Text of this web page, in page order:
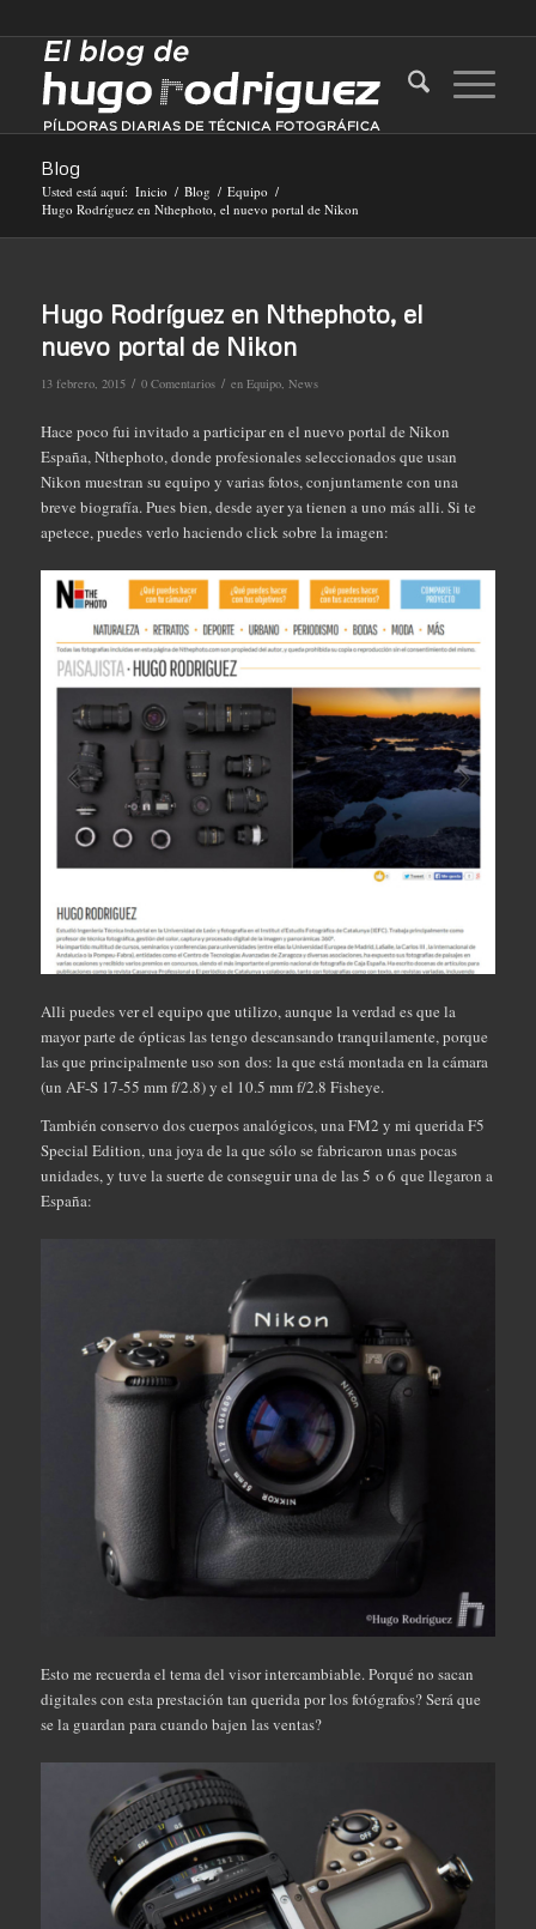
Blog
Usted está aquí: Inicio / Blog / Equipo /
Hugo Rodríguez en Nthephoto, el nuevo portal de Nikon
Hugo Rodríguez en Nthephoto, el
nuevo portal de Nikon
13 febrero, 2015 / 0 Comentarios / en Equipo, News
Hace poco fui invitado a participar en el nuevo portal de Nikon
España, Nthephoto, donde profesionales seleccionados que usan
Nikon muestran su equipo y varias fotos, conjuntamente con una
breve biografía. Pues bien, desde ayer ya tienen a uno más alli. Si te
apetece, puedes verlo haciendo click sobre la imagen:
Alli puedes ver el equipo que utilizo, aunque la verdad es que la
mayor parte de ópticas las tengo descansando tranquilamente, porque
las que principalmente uso son dos: la que está montada en la cámara
(un AF-S 17-55 mm f/2.8) y el 10.5 mm f/2.8 Fisheye.
También conservo dos cuerpos analógicos, una FM2 y mi querida F5
Special Edition, una joya de la que sólo se fabricaron unas pocas
unidades, y tuve la suerte de conseguir una de las 5 o 6 que llegaron a
España:
Esto me recuerda el tema del visor intercambiable. Porqué no sacan
digitales con esta prestación tan querida por los fotógrafos? Será que
se la guardan para cuando bajen las ventas?